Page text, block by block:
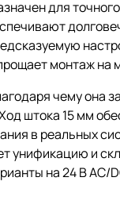
для
монтаж на
чему она
штока 15 мм
в реальных
унификацию и
на 24 В AC/